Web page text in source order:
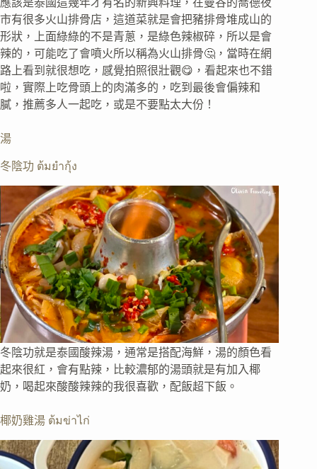
應該是泰國這幾年才有名的新興料理，在曼谷的喬德夜
市有很多火山排骨店，這道菜就是會把豬排骨堆成山的
形狀，上面綠綠的不是青蔥，是綠色辣椒碎，所以是會
辣的，可能吃了會噴火所以稱為火山排骨🤔，當時在網
路上看到就很想吃，感覺拍照很壯觀😋，看起來也不錯
啦，實際上吃骨頭上的肉滿多的，吃到最後會偏辣和
膩，推薦多人一起吃，或是不要點太大份！
湯
冬陰功 ต้มยำกุ้ง
冬陰功就是泰國酸辣湯，通常是搭配海鮮，湯的顏色看
起來很紅，會有點辣，比較濃郁的湯頭就是有加入椰
奶，喝起來酸酸辣辣的我很喜歡，配飯超下飯。
椰奶雞湯 ต้มข่าไก่